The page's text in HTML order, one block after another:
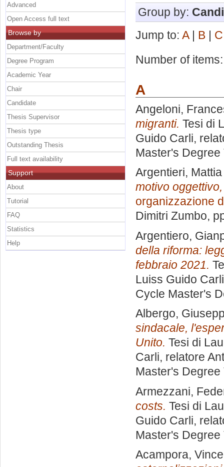
Group by:
Jump to: A| B C
Number of
A
Angeloni,
migranti. Tesi di
Guido Carli,
Master's Degree
Argentieri, Mattia
motivo
organizzazione
Dimitri Zumbo,
Argentiero,
della riforma:
febbraio 2021.
Luiss Guido
Cycle Master's
Albergo,
sindacale,
Unito. Tesi di
Carli, relatore
Master's Degree
Armezzani,
costs. Tesi di
Guido Carli,
Master's Degree
Acampora,
Advanced
Open Access full text
Browse by
Department/Faculty
Degree Program
Academic Year
Chair
Candidate
Thesis Supervisor
Thesis type
Outstanding Thesis
Full text availability
Support
About
Tutorial
FAQ
Statistics
Help